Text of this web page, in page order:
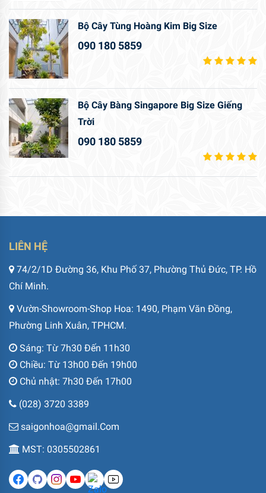
Bộ Cây Tùng Hoàng Kim Big Size
090 180 5859
Bộ Cây Bàng Singapore Big Size Giếng
Trời
090 180 5859
LIÊN HỆ
74/2/1D Đường 36, Khu Phố 37, Phường Thủ Đức, TP. Hồ
Chí Minh.
Vườn-Showroom-Shop Hoa: 1490, Phạm Văn Đồng,
Phường Linh Xuân, TPHCM.
Sáng: Từ 7h30 Đến 11h30
Chiều: Từ 13h00 Đến 19h00
Chủ nhật: 7h30 Đến 17h00
(028) 3720 3389
saigonhoa@gmail.Com
MST: 0305502861